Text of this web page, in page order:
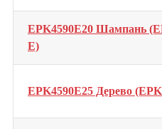
EPK4590E20 Шампань
E)
EPK4590E25 Дерево